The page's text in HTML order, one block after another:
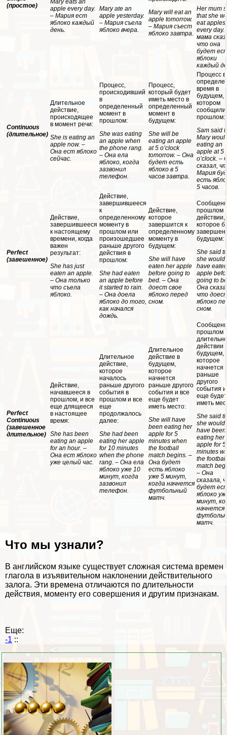
(простое)
Mary eats an
apple every day.
– Мария ест
яблоко каждый
день.
Mary ate an
apple yesterday.
– Мария съела
яблоко вчера.
Mary will eat an
apple tomorrow.
– Мария съест
яблоко завтра.
Her mum
that she
eat apples
every day.
мама
что она
будет
яблоки
каждый
Continuous
(длительное)
Длительное
действие,
происходящее
в момент речи:
She is eating an
apple now. –
Она ест яблоко
сейчас.
Процесс,
происходивший
в
определенный
момент в
прошлом:
She was eating
an apple when
the phone rang.
– Она ела
яблоко, когда
зазвонил
телефон.
Процесс,
который будет
иметь место в
определенный
момент в
будущем:
She will be
eating an apple
at 5 o’clock
tomorrow. – Она
будет есть
яблоко в 5
часов завтра.
Процесс в
время в
будущем,
котором
сообщили
прошлом:
Sam said
Mary
eating an
apple at 5
o’clock. –
сказал,
Мария
есть
5 часов.
Perfect
(завешенное)
Действие,
завершившееся
к настоящему
времени, когда
важен
результат:
She has just
eaten an apple.
– Она только
что съела
яблоко.
Действие,
завершившееся
к
определенному
моменту в
прошлом или
произошедшее
раньше другого
действия в
прошлом:
She had eaten
an apple before
it started to rain.
– Она доела
яблоко до того,
как начался
дождь.
Действие,
которое
завершится к
определенному
моменту в
будущем:
She will have
eaten her apple
before going to
bed. – Она
доест свое
яблоко перед
сном.
прошлом
действии,
которое
будущем:
She said
she would
have
apple
going to
Она
что
яблоко
сном.
Perfect
Continuous
(завешенное
длительное)
Действие,
начавшееся в
прошлом, и все
еще длящееся
в настоящее
время:
She has been
eating an apple
for an hour. –
Она ест яблоко
уже целый час.
Длительное
действие,
которое
началось
раньше другого
события в
прошлом и все
еще
продолжалось
далее:
She had been
eating her apple
for 10 minutes
when the phone
rang. – Она ела
яблоко уже 10
минут, когда
зазвонил
телефон.
Длительное
действие в
будущем,
которое
начнется
раньше другого
события и все
еще будет
иметь место:
She will have
been eating her
apple for 5
minutes when
the football
match begins. –
Она будет
есть яблоко
уже 5 минут,
когда начнется
футбольный
матч.
прошлом
действии
будущем,
которое
начнется
раньше
другого
события и
еще будет
иметь
She said
she would
have been
eating her
apple for 5
minutes
the footbal
match
– Она
сказала,
будет
яблоко
минут,
начнется
матч.
Что мы узнали?
В английском языке существует сложная система времен
глагола в изъявительном наклонении действительного
залога. Эти времена отличаются по длительности
действия, моменту его совершения и другим признакам.
Еще:
-1 ::